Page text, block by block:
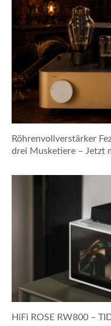
Röhrenvollverstärker
drei Musketiere – Jetzt
HiFi ROSE RW800 –